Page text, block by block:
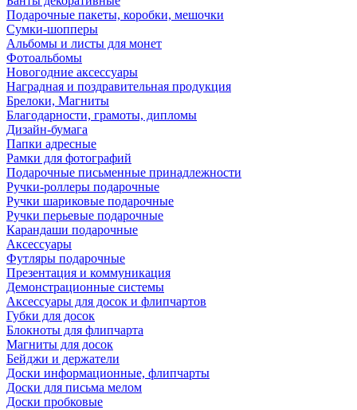
Подарочные пакеты, коробки, мешочки
Сумки-шопперы
Альбомы и листы для монет
Фотоальбомы
Новогодние аксессуары
Наградная и поздравительная продукция
Брелоки, Магниты
Благодарности, грамоты, дипломы
Дизайн-бумага
Папки адресные
Рамки для фотографий
Подарочные письменные принадлежности
Ручки-роллеры подарочные
Ручки шариковые подарочные
Ручки перьевые подарочные
Карандаши подарочные
Аксессуары
Футляры подарочные
Презентация и коммуникация
Демонстрационные системы
Аксессуары для досок и флипчартов
Губки для досок
Блокноты для флипчарта
Магниты для досок
Бейджи и держатели
Доски информационные, флипчарты
Доски для письма мелом
Доски пробковые